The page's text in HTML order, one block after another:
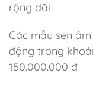
rộng dãi
Các mẫu sen
động trong
150.000.000 đ